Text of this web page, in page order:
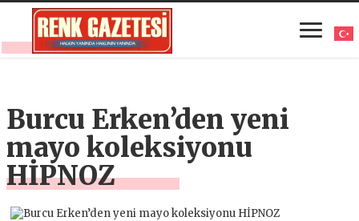
Burcu Erken’den yeni
mayo koleksiyonu
HİPNOZ